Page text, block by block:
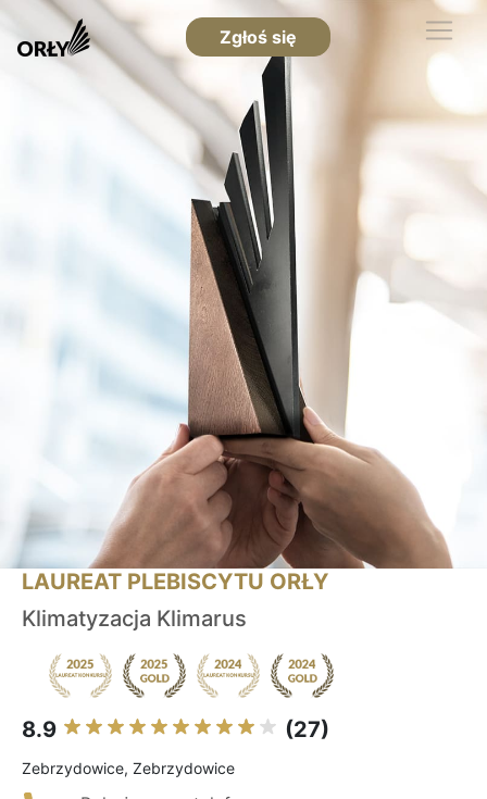
Zgłoś się
LAUREAT PLEBISCYTU ORŁY
Klimatyzacja Klimarus
8.9 (27)
Zebrzydowice, Zebrzydowice